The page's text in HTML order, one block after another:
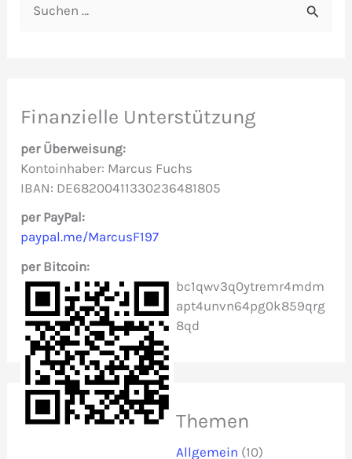
e
n
a
c
h
:
Finanzielle Unterstützung
per Überweisung:
Kontoinhaber: Marcus Fuchs
IBAN: DE68200411330236481805
per PayPal:
paypal.me/MarcusF197
per Bitcoin:
bc1qwv3q0ytremr4mdm
apt4unvn64pg0k859qrg
8qd
Themen
Allgemein (10)